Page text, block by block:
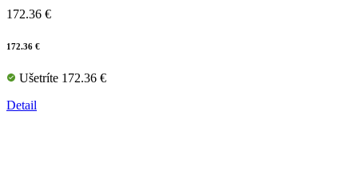
172.36 €
172.36 €
Ušetríte 172.36 €
Detail